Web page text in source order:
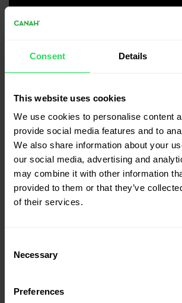
Consent Details
This website uses cookies
We use cookies to personalise content
provide social media features and to
We also share information about your
our social media, advertising and
may combine it with other information
provided to them or that they’ve
of their services.
Selection
Necessary
Preferences
Semințe decorticate de cânepă 300 g
33.00lei